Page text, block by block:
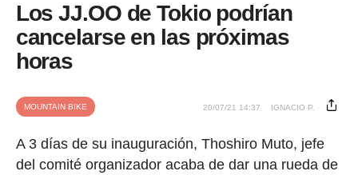
Los JJ.OO de Tokio podrían
cancelarse en las próximas
horas
MOUNTAIN BIKE 20/07/21 14:37 IGNACIO P.
A 3 días de su inauguración, Thoshiro Muto, jefe
del comité organizador acaba de dar una rueda de